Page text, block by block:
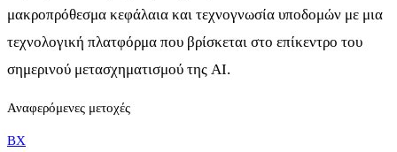
μακροπρόθεσμα κεφάλαια και τεχνογνωσία υποδομών με μια
τεχνολογική πλατφόρμα που βρίσκεται στο επίκεντρο του
σημερινού μετασχηματισμού της AI.
Αναφερόμενες μετοχές
BX